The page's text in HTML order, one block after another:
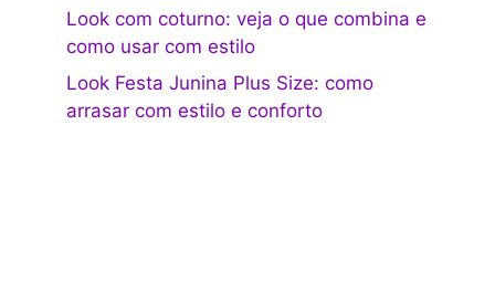
Look com coturno: veja o que combina e
como usar com estilo
Look Festa Junina Plus Size: como
arrasar com estilo e conforto